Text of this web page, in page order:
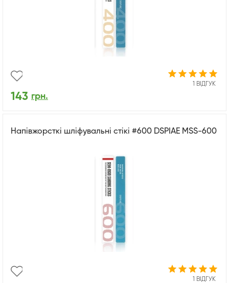
1 ВІДГУК
143 грн.
Напівжорсткі шліфувальні стікі #600 DSPIAE MSS-600
1 ВІДГУК